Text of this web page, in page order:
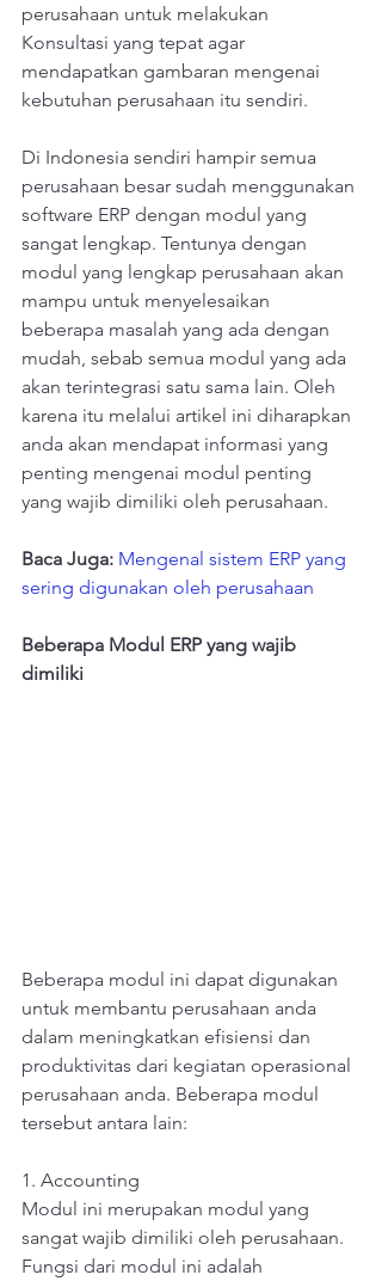
perusahaan untuk melakukan
Konsultasi yang tepat agar
mendapatkan gambaran mengenai
kebutuhan perusahaan itu sendiri.
Di Indonesia sendiri hampir semua
perusahaan besar sudah menggunakan
software ERP dengan modul yang
sangat lengkap. Tentunya dengan
modul yang lengkap perusahaan akan
mampu untuk menyelesaikan
beberapa masalah yang ada dengan
mudah, sebab semua modul yang ada
akan terintegrasi satu sama lain. Oleh
karena itu melalui artikel ini diharapkan
anda akan mendapat informasi yang
penting mengenai modul penting
yang wajib dimiliki oleh perusahaan.
Baca Juga: Mengenal sistem ERP yang
sering digunakan oleh perusahaan
Beberapa Modul ERP yang wajib
dimiliki
Beberapa modul ini dapat digunakan
untuk membantu perusahaan anda
dalam meningkatkan efisiensi dan
produktivitas dari kegiatan operasional
perusahaan anda. Beberapa modul
tersebut antara lain:
1. Accounting
Modul ini merupakan modul yang
sangat wajib dimiliki oleh perusahaan.
Fungsi dari modul ini adalah